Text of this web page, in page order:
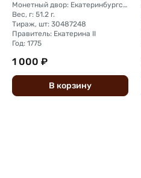
Монетный двор: Екатеринбургский монетный двор
Вес, г: 51.2 г.
Тираж, шт: 30487248
Правитель: Екатерина II
Год: 1775
1 000 ₽
В корзину